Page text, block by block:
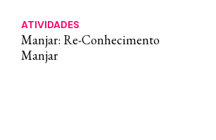
ATIVIDADES
Manjar: Re-Conhecimento
Manjar